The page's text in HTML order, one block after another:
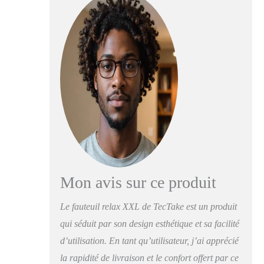
Le motif matelassé
ajoute une touche
élégante à votre
intérieur, que ce soit
dans le salon ou la
chambre. C'est le
fauteuil de salon
parfait pour vos
moments de détente,
lecture ou allaitement.
DOSSIER
RÉGLABLE POUR
UN CONFORT
Vous cherchez un
fauteuil 1 place qui
s’adapte à vous ? Ce
modèle est fait pour
vous ! Grâce à ses 14
positions de dossier
Mon avis sur ce produit
Le fauteuil relax XXL de TecTake est un produit
qui séduit par son design esthétique et sa facilité
d’utilisation. En tant qu’utilisateur, j’ai apprécié
la rapidité de livraison et le confort offert par ce